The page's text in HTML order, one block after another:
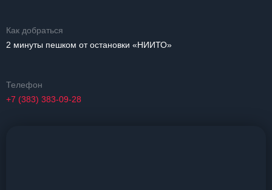
Как добраться
2 минуты пешком от остановки «НИИТО»
Телефон
+7 (383) 383-09-28